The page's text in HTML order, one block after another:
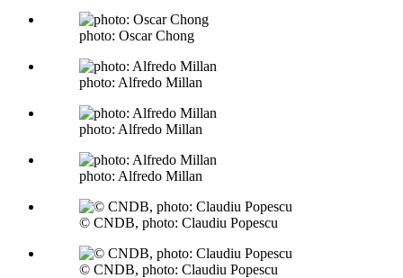
photo: Oscar Chong
photo: Alfredo Millan
photo: Alfredo Millan
photo: Alfredo Millan
© CNDB, photo: Claudiu Popescu
© CNDB, photo: Claudiu Popescu